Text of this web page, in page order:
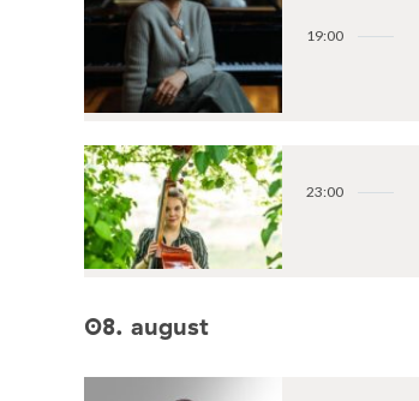
19:00
23:00
08. august